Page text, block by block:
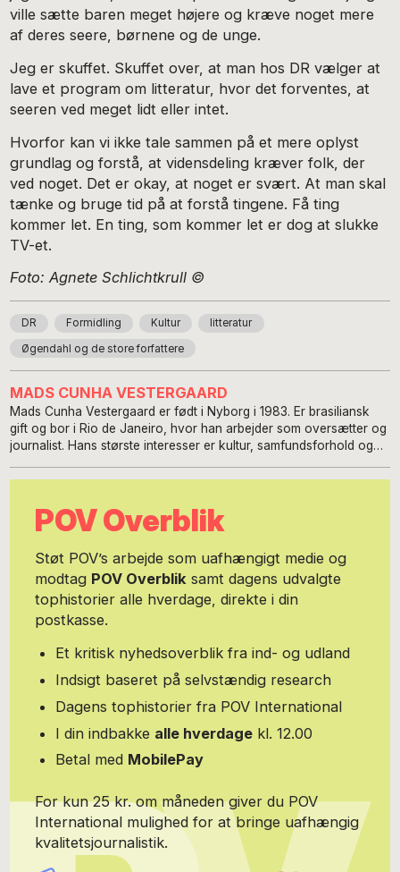
ville sætte baren meget højere og kræve noget mere
af deres seere, børnene og de unge.
Jeg er skuffet. Skuffet over, at man hos DR vælger at
lave et program om litteratur, hvor det forventes, at
seeren ved meget lidt eller intet.
Hvorfor kan vi ikke tale sammen på et mere oplyst
grundlag og forstå, at vidensdeling kræver folk, der
ved noget. Det er okay, at noget er svært. At man skal
tænke og bruge tid på at forstå tingene. Få ting
kommer let. En ting, som kommer let er dog at slukke
TV-et.
Foto: Agnete Schlichtkrull ©
DR Formidling Kultur litteratur
Øgendahl og de store forfattere
MADS CUNHA VESTERGAARD
Mads Cunha Vestergaard er født i Nyborg i 1983. Er brasiliansk
gift og bor i Rio de Janeiro, hvor han arbejder som oversætter og
journalist. Hans største interesser er kultur, samfundsforhold og
POV Overblik
Støt POV’s arbejde som uafhængigt medie og
modtag POV Overbliksamt dagens udvalgte
tophistorier alle hverdage, direkte i din
postkasse.
Et kritisk nyhedsoverblik fra ind- og udland
Indsigt baseret på selvstændig research
Dagens tophistorier fra POV International
I din indbakke alle hverdage kl. 12.00
Betal med MobilePay
For kun 25 kr. om måneden giver du POV
International mulighed for at bringe uafhængig
kvalitetsjournalistik.